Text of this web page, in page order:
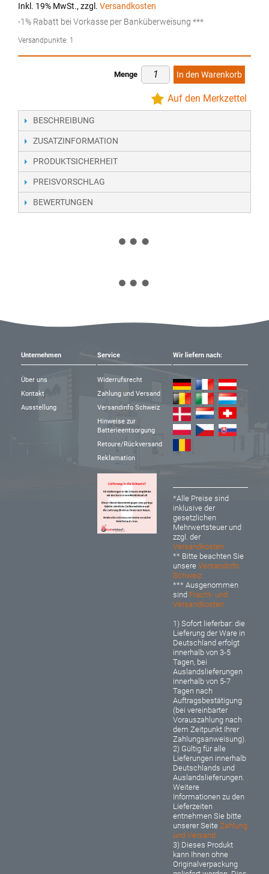
Inkl. 19% MwSt., zzgl. Versandkosten
-1% Rabatt bei Vorkasse per Banküberweisung ***
Versandpunkte: 1
Menge In den Warenkorb
Auf den Merkzettel
BESCHREIBUNG
ZUSATZINFORMATION
PRODUKTSICHERHEIT
PREISVORSCHLAG
BEWERTUNGEN
Unternehmen
Über uns
Kontakt
Ausstellung
Service
Widerrufsrecht
Zahlung und Versand
Versandinfo Schweiz
Hinweise zur
Batterieentsorgung
Retoure/Rückversand
Reklamation
Wir liefern nach:
*Alle Preise sind
inklusive der
gesetzlichen
Mehrwertsteuer und
zzgl. der
Versandkosten
** Bitte beachten Sie
unsereVersandinfo
Schweiz
*** Ausgenommen
sind Fracht- und
Versandkosten
1) Sofort lieferbar: die
Lieferung der Ware in
Deutschland erfolgt
innerhalb von 3-5
Tagen, bei
Auslandslieferungen
innerhalb von 5-7
Tagen nach
Auftragsbestätigung
(bei vereinbarter
Vorauszahlung nach
dem Zeitpunkt Ihrer
Zahlungsanweisung).
2) Gültig für alle
Lieferungen innerhalb
Deutschlands und
Auslandslieferungen.
Weitere
Informationen zu den
Lieferzeiten
entnehmen Sie bitte
unserer SeiteZahlung
und Versand
3) Dieses Produkt
kann Ihnen ohne
Originalverpackung